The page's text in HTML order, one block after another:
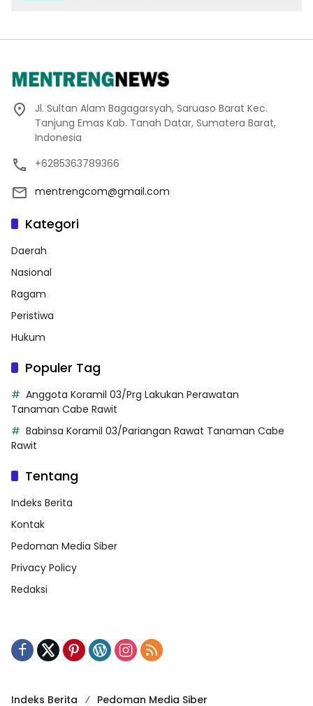
Jl. Sultan Alam Bagagarsyah, Saruaso Barat Kec.
Tanjung Emas Kab. Tanah Datar, Sumatera Barat,
Indonesia
+6285363789366
mentrengcom@gmail.com
Kategori
Daerah
Nasional
Ragam
Peristiwa
Hukum
Populer Tag
Anggota Koramil 03/Prg Lakukan Perawatan
Tanaman Cabe Rawit
Babinsa Koramil 03/Pariangan Rawat Tanaman Cabe
Rawit
Tentang
Indeks Berita
Kontak
Pedoman Media Siber
Privacy Policy
Redaksi
Indeks Berita Pedoman Media Siber